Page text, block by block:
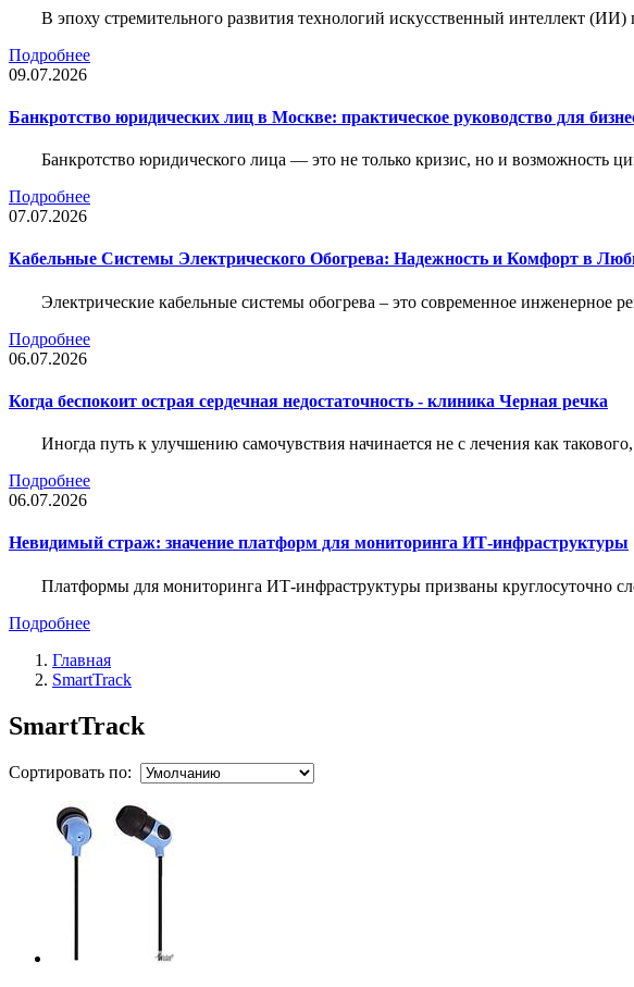
В эпоху стремительного развития технологий искусственный интеллект
Подробнее
09.07.2026
Банкротство юридических лиц в Москве: практическое руководство для
Банкротство юридического лица — это не только кризис, но и возможность
Подробнее
07.07.2026
Кабельные Системы Электрического Обогрева: Надежность и Комфорт в
Электрические кабельные системы обогрева – это современное инженерное
Подробнее
06.07.2026
Когда беспокоит острая сердечная недостаточность - клиника Черная речка
Иногда путь к улучшению самочувствия начинается не с лечения как
Подробнее
06.07.2026
Невидимый страж: значение платформ для мониторинга ИТ-инфраструктуры
Платформы для мониторинга ИТ-инфраструктуры призваны круглосуточно
Подробнее
Главная
SmartTrack
SmartTrack
Сортировать по: